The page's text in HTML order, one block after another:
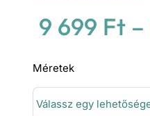
9 699 Ft –
Méretek